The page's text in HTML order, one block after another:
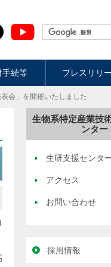
手続等 プレスリリ
会」を開催いたしました
生物系特定産業技
ンター
生研支援センタ
アクセス
お問い合わせ
採用情報